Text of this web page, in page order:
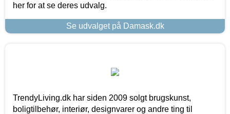
her for at se deres udvalg.
Se udvalget på Damask.dk
TrendyLiving.dk har siden 2009 solgt brugskunst,
boligtilbehør, interiør, designvarer og andre ting til